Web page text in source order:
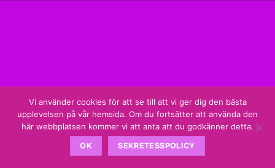
Vi använder cookies för att se till att vi ger dig den bästa
upplevelsen på vår hemsida. Om du fortsätter att använda den
här webbplatsen kommer vi att anta att du godkänner detta.
OK SEKRETESSPOLICY